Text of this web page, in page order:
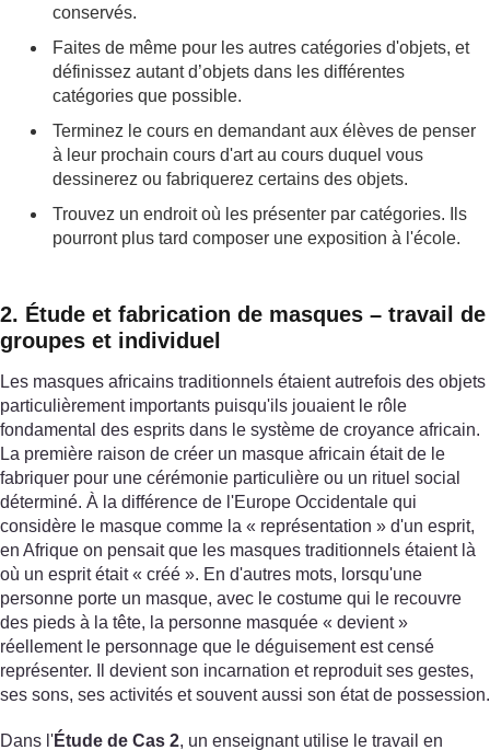
conservés.
Faites de même pour les autres catégories d'objets, et
définissez autant d’objets dans les différentes
catégories que possible.
Terminez le cours en demandant aux élèves de penser
à leur prochain cours d'art au cours duquel vous
dessinerez ou fabriquerez certains des objets.
Trouvez un endroit où les présenter par catégories. Ils
pourront plus tard composer une exposition à l'école.
2. Étude et fabrication de masques – travail de
groupes et individuel
Les masques africains traditionnels étaient autrefois des objets
particulièrement importants puisqu'ils jouaient le rôle
fondamental des esprits dans le système de croyance africain.
La première raison de créer un masque africain était de le
fabriquer pour une cérémonie particulière ou un rituel social
déterminé. À la différence de l'Europe Occidentale qui
considère le masque comme la « représentation » d'un esprit,
en Afrique on pensait que les masques traditionnels étaient là
où un esprit était « créé ». En d'autres mots, lorsqu'une
personne porte un masque, avec le costume qui le recouvre
des pieds à la tête, la personne masquée « devient »
réellement le personnage que le déguisement est censé
représenter. Il devient son incarnation et reproduit ses gestes,
ses sons, ses activités et souvent aussi son état de possession.
Dans l'Étude de Cas 2, un enseignant utilise le travail en